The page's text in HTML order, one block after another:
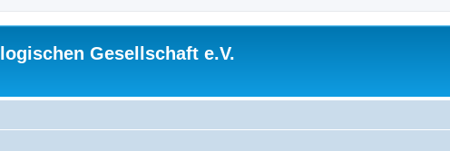
Gesellschaft e.V.